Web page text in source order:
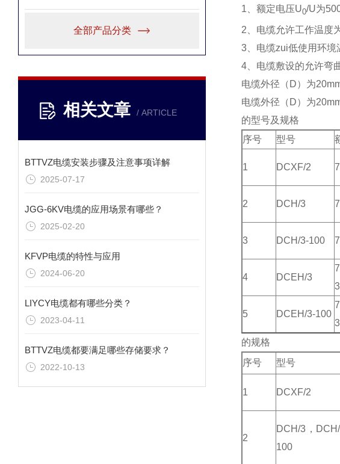
全部产品分类
相关文章 / ARTICLE
BTTVZ电缆安装步骤及注意事项详解
2025-07-17
JGG-6KV电缆的应用场景有哪些？
2025-02-20
KFVP电缆的特性与应用
2024-06-20
LIYCY电缆都有哪些分类？
2023-04-11
BTTVZ电缆都要满足哪些存储要求？
2022-10-13
1、额定电压U0/U为
2、电缆允许工作温度
3、电缆zui低使用环
4、电缆敷设的允许弯
电缆外径（D）为
电缆外径（D）为
的型号及规格
序号
型号
1 DCXF/2
2 DCH/3
3 DCH/3-100
4 DCEH/3
5 DCEH/3-100
的规格
序号
型号
1 DCXF/2
2
DCH/3，
100